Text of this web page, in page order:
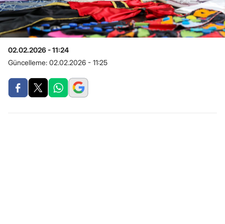
02.02.2026 - 11:24
Güncelleme: 02.02.2026 - 11:25